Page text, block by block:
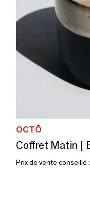
OCTŌ
Prix de vente conseillé :